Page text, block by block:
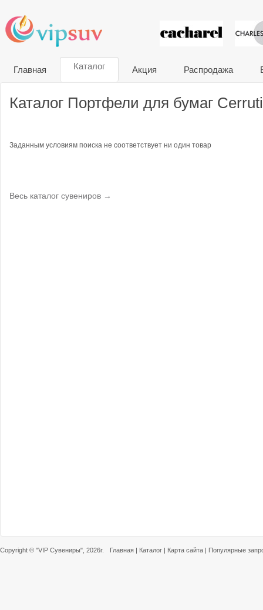
VIP
Главная Каталог Акция Распродажа
Каталог Портфели для бумаг Cerruti
Заданным условиям поиска не соответствует ни один товар
Весь каталог сувениров →
Copyright © "VIP Сувениры" , 2026г. Главная | Каталог | Карта сайта | Популярные